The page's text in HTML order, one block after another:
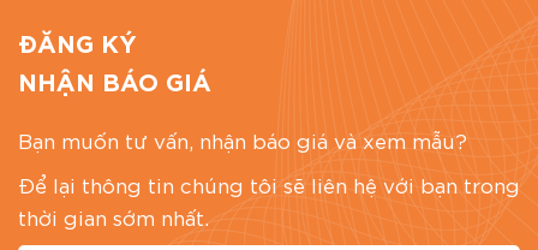
ĐĂNG KÝ
NHẬN BÁO GIÁ
Bạn muốn tư vấn, nhận báo giá và xem mẫu?
Để lại thông tin chúng tôi sẽ liên hệ với bạn trong
thời gian sớm nhất.